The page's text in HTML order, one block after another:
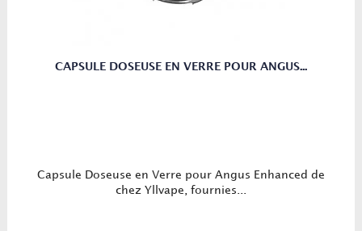
CAPSULE DOSEUSE EN VERRE POUR ANGUS...
Capsule Doseuse en Verre pour Angus Enhanced de
chez Yllvape, fournies...